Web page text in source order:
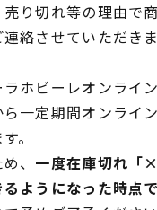
売り切れ等の理由で
絡させていただきま
ラホビーレオンライ
ら一定期間オンライ
。
、 一度在庫切れ「
ようになった時点